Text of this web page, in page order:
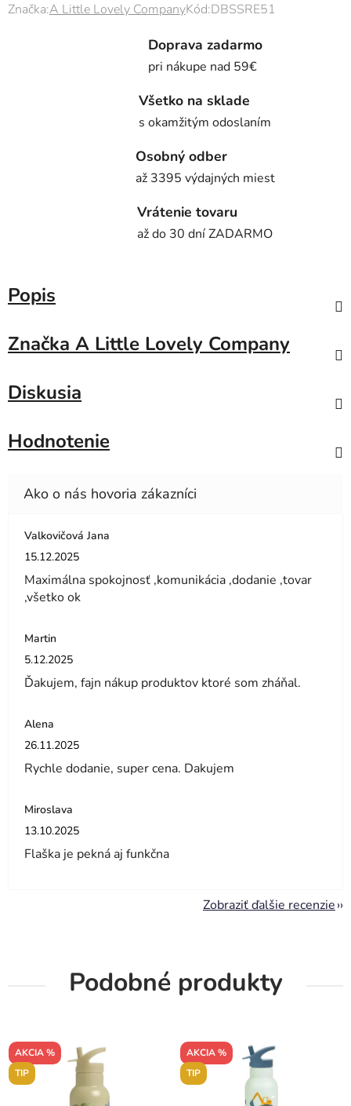
Značka:A Little Lovely CompanyKód:DBSSRE51
Doprava zadarmo
pri nákupe nad 59€
Všetko na sklade
s okamžitým odoslaním
Osobný odber
až 3395 výdajných miest
Vrátenie tovaru
až do 30 dní ZADARMO
Popis
Značka A Little Lovely Company
Diskusia
Hodnotenie
Valkovičová Jana
Hodnotenie obchodu je 5 z 5 hviezdičiek.
15.12.2025
Maximálna spokojnosť ,komunikácia ,dodanie ,tovar
,všetko ok
Martin
Hodnotenie obchodu je 5 z 5 hviezdičiek.
5.12.2025
Ďakujem, fajn nákup produktov ktoré som zháňal.
Alena
Hodnotenie obchodu je 5 z 5 hviezdičiek.
26.11.2025
Rychle dodanie, super cena. Dakujem
Miroslava
Hodnotenie obchodu je 5 z 5 hviezdičiek.
13.10.2025
Flaška je pekná aj funkčna
Zobraziť ďalšie recenzie
Podobné produkty
AKCIA %
TIP
AKCIA %
TIP